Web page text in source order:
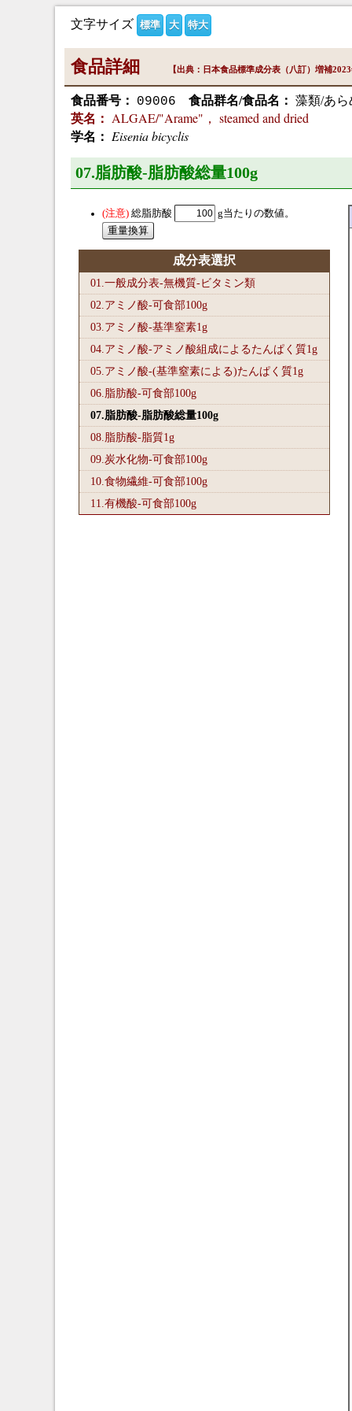
文字サイズ 標準 大 特大
食品詳細 【出典：日本食品標準成分表（八訂）増補
食品番号： 09006 食品群名/食品名： 藻類/あ
英名：
ALGAE/"Arame"， steamed and dried
学名： Eisenia bicyclis
07.脂肪酸-脂肪酸総量100g
総脂肪酸 g当たりの数値。
成分表選択
01.一般成分表-無機質-ビタミン類
02.アミノ酸-可食部100g
03.アミノ酸-基準窒素1g
04.アミノ酸-アミノ酸組成によるたんぱく質1g
05.アミノ酸-(基準窒素による)たんぱく質1g
06.脂肪酸-可食部100g
07.脂肪酸-脂肪酸総量100g
08.脂肪酸-脂質1g
09.炭水化物-可食部100g
10.食物繊維-可食部100g
11.有機酸-可食部100g